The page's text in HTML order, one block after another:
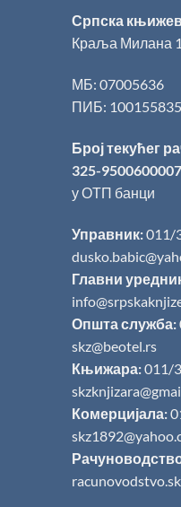
Српска
Краља Милана
МБ: 07005636
ПИБ: 100155835
Број текућег
325-
у ОТП банци
Управник:011/
Главни
Општа служба:
skz@beotel.rs
Књижара:011/
Комерцијала: